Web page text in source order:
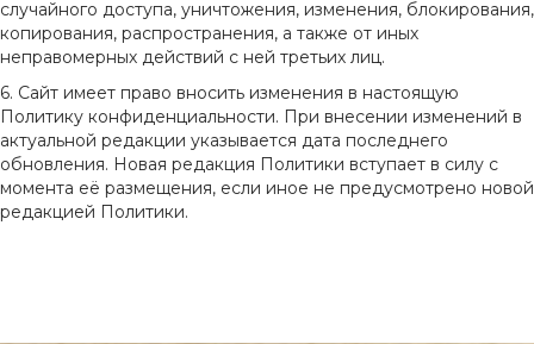
случайного доступа, уничтожения, изменения, блокирования,
копирования, распространения, а также от иных
неправомерных действий с ней третьих лиц.
6. Сайт имеет право вносить изменения в настоящую
Политику конфиденциальности. При внесении изменений в
актуальной редакции указывается дата последнего
обновления. Новая редакция Политики вступает в силу с
момента её размещения, если иное не предусмотрено новой
редакцией Политики.